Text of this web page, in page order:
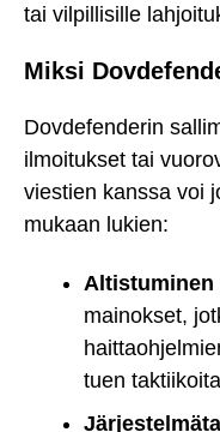
tai vilpillisille
Miksi
Dovdefenderin
ilmoitukset tai
viestien kanssa voi
mukaan lukien:
mainokset,
tuen